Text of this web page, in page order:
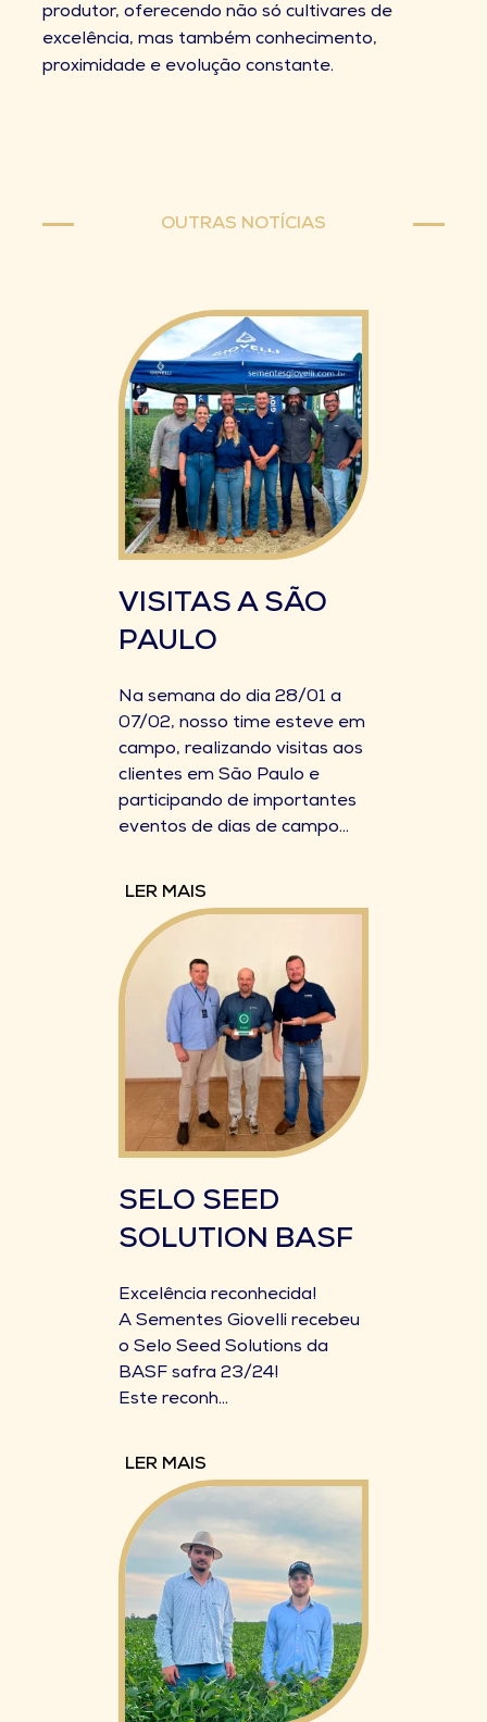
produtor, oferecendo não só cultivares de
excelência, mas também conhecimento,
proximidade e evolução constante.
OUTRAS NOTÍCIAS
VISITAS A SÃO
PAULO
Na semana do dia 28/01 a
07/02, nosso time esteve em
campo, realizando visitas aos
clientes em São Paulo e
participando de importantes
eventos de dias de campo...
LER MAIS
SELO SEED
SOLUTION BASF
Excelência reconhecida!
A Sementes Giovelli recebeu
o Selo Seed Solutions da
BASF safra 23/24!
Este reconh...
LER MAIS